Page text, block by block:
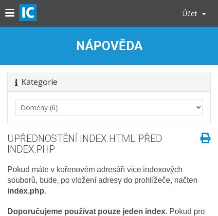
Účet
NÁPOVĚDA
Kategorie
UPŘEDNOSTĚNÍ INDEX.HTML PŘED
INDEX.PHP
Pokud máte v kořenovém adresáři více indexových
souborů, bude, po vložení adresy do prohlížeče, načten
index.php.
Doporučujeme používat pouze jeden index. Pokud pro